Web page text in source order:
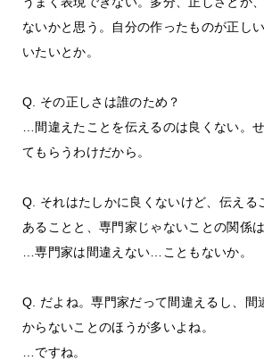
ないかと思う。自分の作ったものが正し
いたいとか。
Q. その正しさは誰のため？
…間違えたことを伝えるのは良くない。
てもらうわけだから。
Q. それはたしかに良くないけど、伝える
あることと、専門家じゃないことの関係
…専門家は間違えない…こともないか。
Q. だよね。専門家だって間違えるし、間
からないことのほうが多いよね。
…ですね。